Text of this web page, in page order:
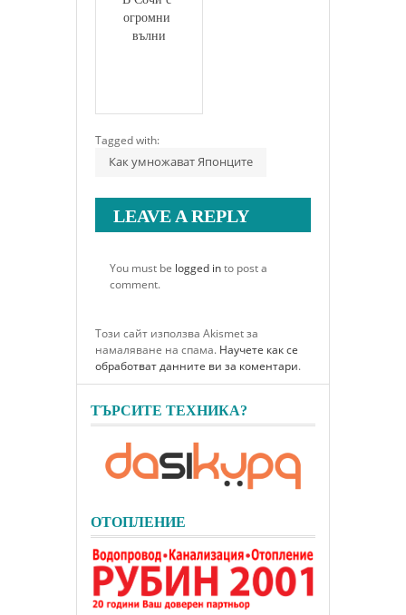
огромни
вълни
Tagged with:
Как умножават Японците
LEAVE A REPLY
You must be logged into post a
comment.
Този сайт използва Akismet за
намаляване на спама. Научете как се
обработват данните ви за коментари.
ТЪРСИТЕ ТЕХНИКА?
ОТОПЛЕНИЕ